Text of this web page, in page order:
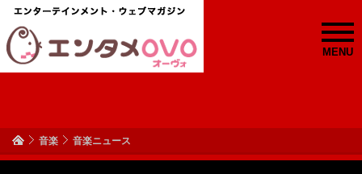
MENU
音楽 音楽ニュース